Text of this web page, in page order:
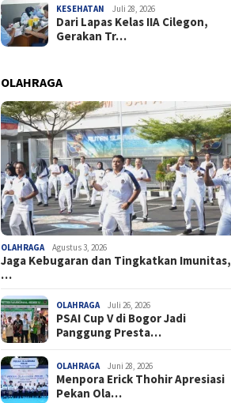
KESEHATAN Juli 28, 2026
Dari Lapas Kelas IIA Cilegon,
Gerakan Tr…
OLAHRAGA
OLAHRAGA Agustus 3, 2026
Jaga Kebugaran dan Tingkatkan Imunitas,
…
OLAHRAGA Juli 26, 2026
PSAI Cup V di Bogor Jadi
Panggung Presta…
OLAHRAGA Juni 28, 2026
Menpora Erick Thohir Apresiasi
Pekan Ola…